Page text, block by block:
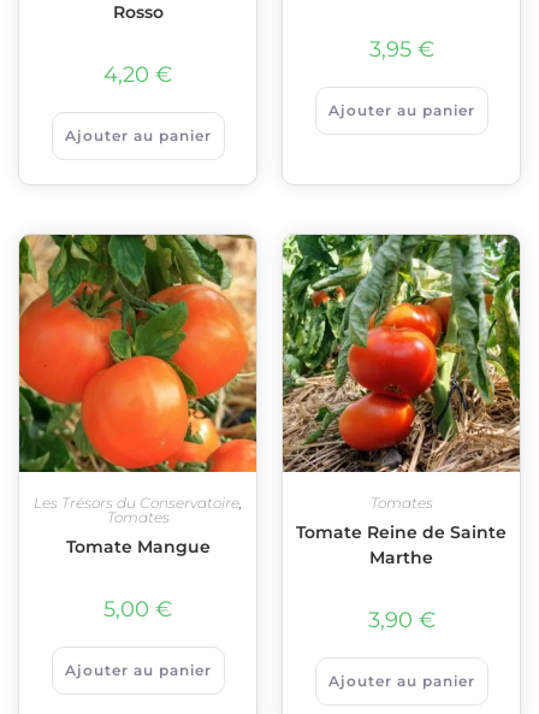
Rosso
4,20 €
Ajouter au panier
3,95 €
Ajouter au panier
Les Trésors du Conservatoire,
Tomates
Tomate Mangue
5,00 €
Ajouter au panier
Tomates
Tomate Reine de Sainte
Marthe
3,90 €
Ajouter au panier